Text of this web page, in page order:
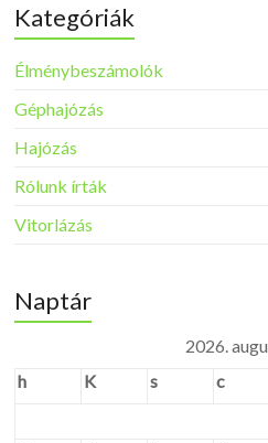
Kategóriák
Élménybeszámolók
Géphajózás
Hajózás
Rólunk írták
Vitorlázás
Naptár
2026.
h
K s c